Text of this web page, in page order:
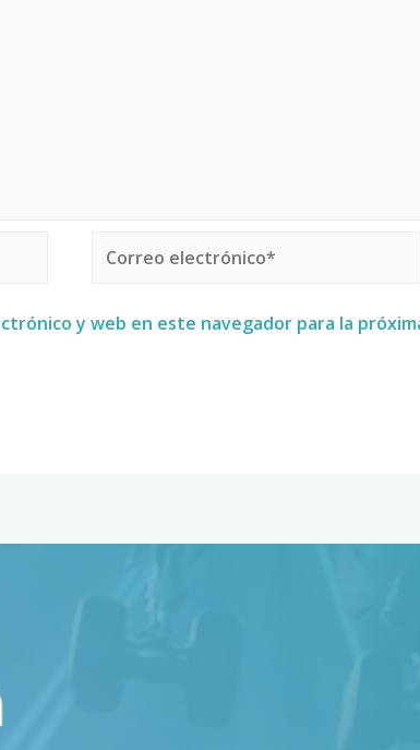
y web en este navegador para la